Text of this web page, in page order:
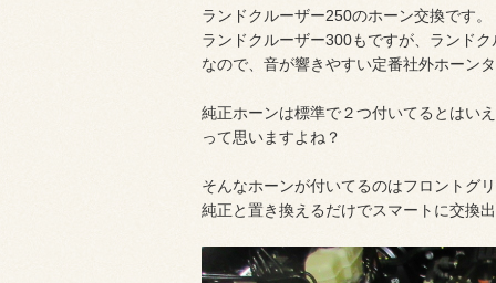
ランドクルーザー250のホーン交換です。
ランドクルーザー300もですが、ランド
なので、音が響きやすい定番社外ホーン
純正ホーンは標準で２つ付いてるとはい
って思いますよね？
そんなホーンが付いてるのはフロントグ
純正と置き換えるだけでスマートに交換